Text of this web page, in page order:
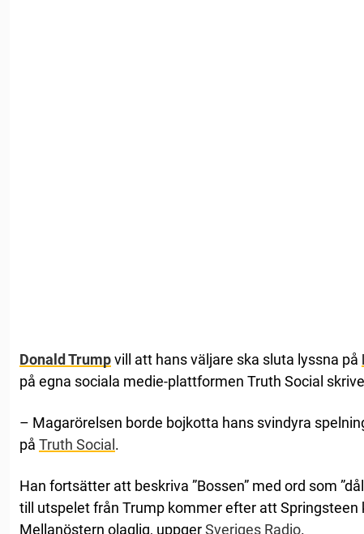
Donald Trumpvill att hans väljare ska sluta lyssna på
på egna sociala medie-plattformen Truth Social
– Magarörelsen borde bojkotta hans svindyra
på Truth Social .
Han fortsätter att beskriva ”Bossen” med ord som
till utspelet från Trump kommer efter att Springsteen
Mellanöstern olaglig, uppgerSveriges Radio.